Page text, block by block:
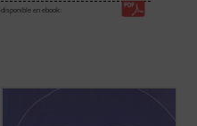
disponible en ebook: